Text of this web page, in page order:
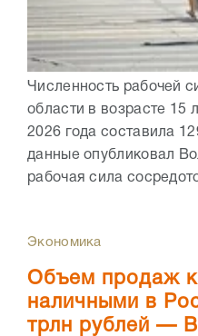
Численность рабочей
области в возрасте 15
2026 года составила
данные опубликовал
рабочая сила
Экономика
Объем продаж
наличными в
трлн рублей —